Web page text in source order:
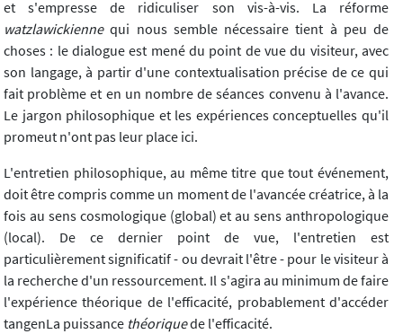
et s'empresse de ridiculiser son vis-à-vis. La réforme
watzlawickiennequi nous semble nécessaire tient à peu de
choses : le dialogue est mené du point de vue du visiteur, avec
son langage, à partir d'une contextualisation précise de ce qui
fait problème et en un nombre de séances convenu à l'avance.
Le jargon philosophique et les expériences conceptuelles qu'il
promeut n'ont pas leur place ici.
L'entretien philosophique, au même titre que tout événement,
doit être compris comme un moment de l'avancée créatrice, à la
fois au sens cosmologique (global) et au sens anthropologique
(local). De ce dernier point de vue, l'entretien est
particulièrement significatif - ou devrait l'être - pour le visiteur à
la recherche d'un ressourcement. Il s'agira au minimum de faire
l'expérience théorique de l'efficacité, probablement d'accéder
tangenLa puissance théoriquede l'efficacité.